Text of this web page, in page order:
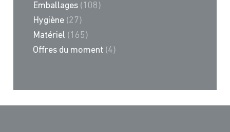
Emballages (108)
Hygiène (27)
Matériel (165)
Offres du moment (4)